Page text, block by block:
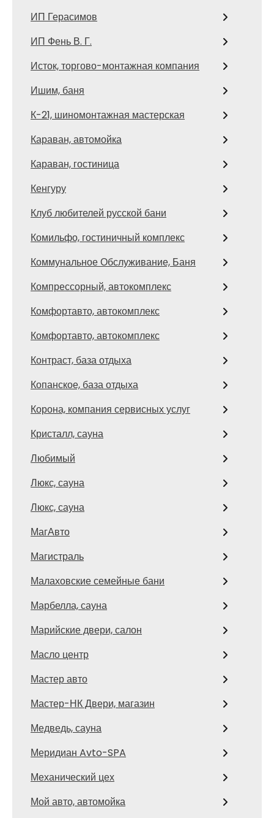
ИП Герасимов
ИП Фень В. Г.
Исток, торгово-монтажная компания
Ишим, баня
К-21, шиномонтажная мастерская
Караван, автомойка
Караван, гостиница
Кенгуру
Клуб любителей русской бани
Комильфо, гостиничный комплекс
Коммунальное Обслуживание, Баня
Компрессорный, автокомплекс
Комфортавто, автокомплекс
Комфортавто, автокомплекс
Контраст, база отдыха
Копанское, база отдыха
Корона, компания сервисных услуг
Кристалл, сауна
Любимый
Люкс, сауна
Люкс, сауна
МагАвто
Магистраль
Малаховские семейные бани
Марбелла, сауна
Марийские двери, салон
Масло центр
Мастер авто
Мастер-НК Двери, магазин
Медведь, сауна
Меридиан Avto-SPA
Механический цех
Мой авто, автомойка